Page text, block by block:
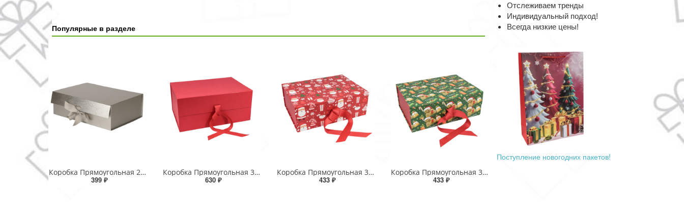
Популярные в разделе
Коробка Прямоугольная 28,2*20*9,2 складная на магнитах "Люкс" Серебряный 1/48
399 ₽
Коробка Прямоугольная 39*28*17,8 складная на магнитах "Люкс" Красный 1/24
630 ₽
Коробка Прямоугольная 33*25*12 складная на магнитах "Новый год"-3023 1/32
433 ₽
Коробка Прямоугольная 33*25*12 складная на магнитах "Новый год"-3086 1/32
433 ₽
Отслеживаем тренды
Индивидуальный подход!
Всегда низкие цены!
Поступление новогодних пакетов!